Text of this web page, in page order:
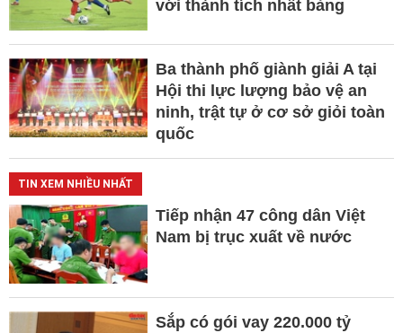
với thành tích nhất bảng
Ba thành phố giành giải A tại
Hội thi lực lượng bảo vệ an
ninh, trật tự ở cơ sở giỏi toàn
quốc
TIN XEM NHIỀU NHẤT
Tiếp nhận 47 công dân Việt
Nam bị trục xuất về nước
Sắp có gói vay 220.000 tỷ